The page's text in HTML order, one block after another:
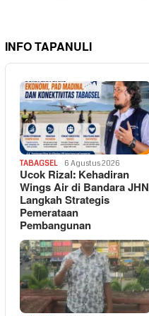
INFO TAPANULI
TABAGSEL 6 Agustus 2026
Ucok Rizal: Kehadiran
Wings Air di Bandara JHN
Langkah Strategis
Pemerataan
Pembangunan